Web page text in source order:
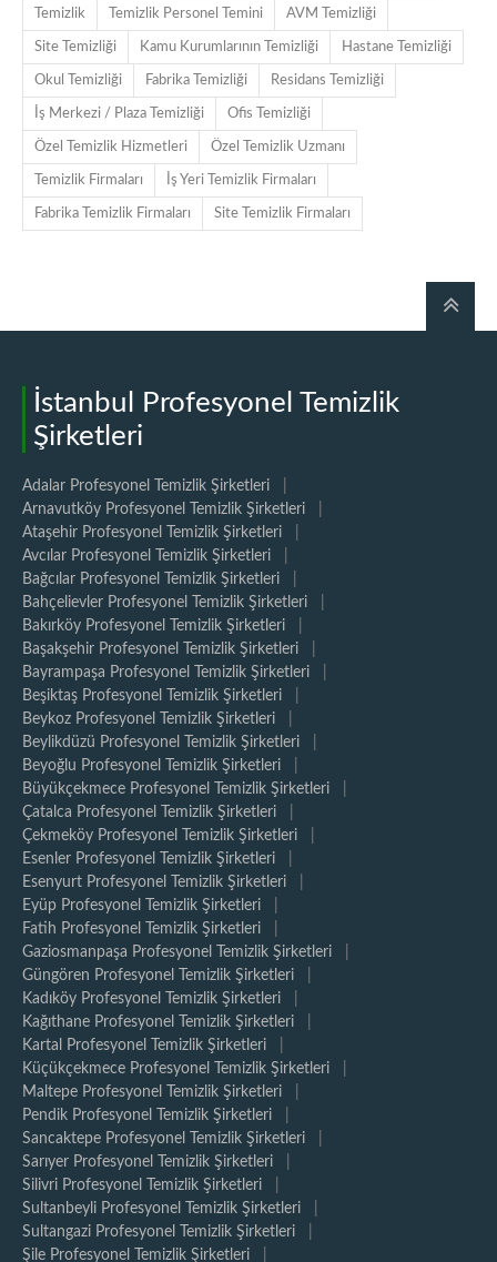
Temizlik Temizlik Personel Temini AVM Temizliği
Site Temizliği Kamu Kurumlarının Temizliği Hastane Temizliği
Okul Temizliği Fabrika Temizliği Residans Temizliği
İş Merkezi / Plaza Temizliği Ofis Temizliği
Özel Temizlik Hizmetleri Özel Temizlik Uzmanı
Temizlik Firmaları İş Yeri Temizlik Firmaları
Fabrika Temizlik Firmaları Site Temizlik Firmaları
İstanbul Profesyonel Temizlik
Şirketleri
Adalar Profesyonel Temizlik Şirketleri
Arnavutköy Profesyonel Temizlik Şirketleri
Ataşehir Profesyonel Temizlik Şirketleri
Avcılar Profesyonel Temizlik Şirketleri
Bağcılar Profesyonel Temizlik Şirketleri
Bahçelievler Profesyonel Temizlik Şirketleri
Bakırköy Profesyonel Temizlik Şirketleri
Başakşehir Profesyonel Temizlik Şirketleri
Bayrampaşa Profesyonel Temizlik Şirketleri
Beşiktaş Profesyonel Temizlik Şirketleri
Beykoz Profesyonel Temizlik Şirketleri
Beylikdüzü Profesyonel Temizlik Şirketleri
Beyoğlu Profesyonel Temizlik Şirketleri
Büyükçekmece Profesyonel Temizlik Şirketleri
Çatalca Profesyonel Temizlik Şirketleri
Çekmeköy Profesyonel Temizlik Şirketleri
Esenler Profesyonel Temizlik Şirketleri
Esenyurt Profesyonel Temizlik Şirketleri
Eyüp Profesyonel Temizlik Şirketleri
Fatih Profesyonel Temizlik Şirketleri
Gaziosmanpaşa Profesyonel Temizlik Şirketleri
Güngören Profesyonel Temizlik Şirketleri
Kadıköy Profesyonel Temizlik Şirketleri
Kağıthane Profesyonel Temizlik Şirketleri
Kartal Profesyonel Temizlik Şirketleri
Küçükçekmece Profesyonel Temizlik Şirketleri
Maltepe Profesyonel Temizlik Şirketleri
Pendik Profesyonel Temizlik Şirketleri
Sancaktepe Profesyonel Temizlik Şirketleri
Sarıyer Profesyonel Temizlik Şirketleri
Silivri Profesyonel Temizlik Şirketleri
Sultanbeyli Profesyonel Temizlik Şirketleri
Sultangazi Profesyonel Temizlik Şirketleri
Şile Profesyonel Temizlik Şirketleri